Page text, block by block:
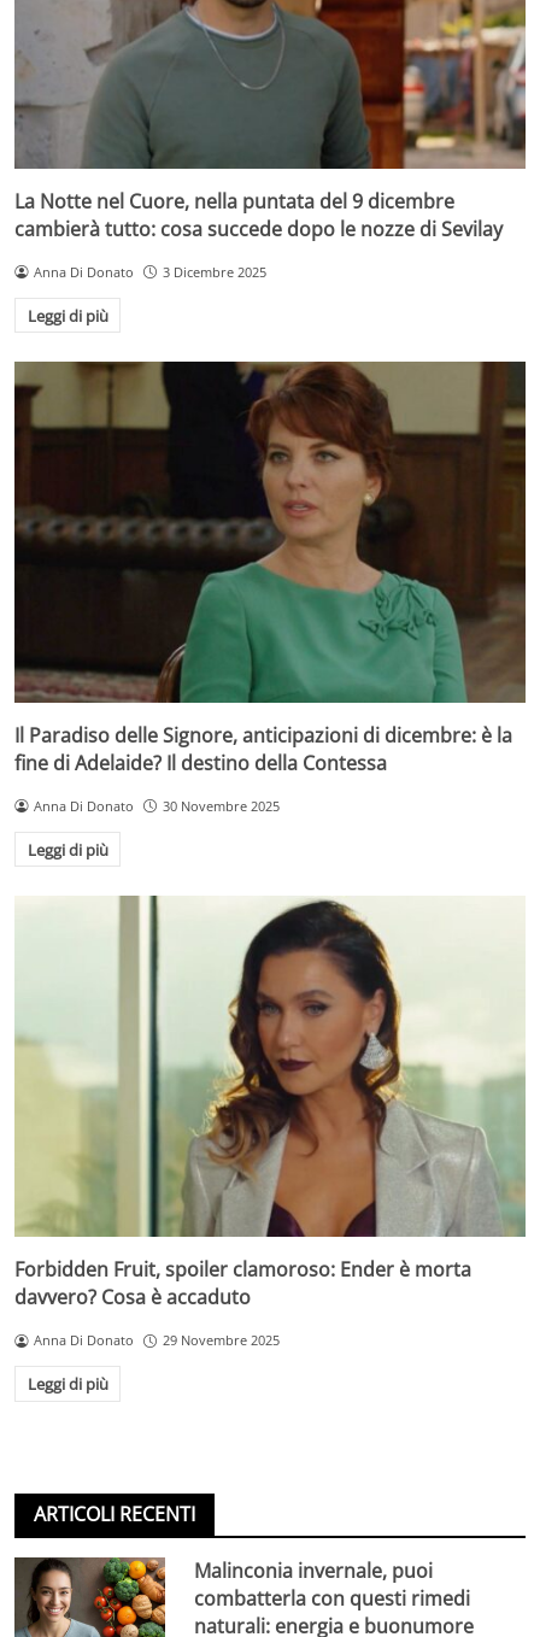
La Notte nel Cuore, nella puntata del 9 dicembre
cambierà tutto: cosa succede dopo le nozze di Sevilay
Anna Di Donato 3 Dicembre 2025
Leggi di più
Il Paradiso delle Signore, anticipazioni di dicembre: è la
fine di Adelaide? Il destino della Contessa
Anna Di Donato 30 Novembre 2025
Leggi di più
Forbidden Fruit, spoiler clamoroso: Ender è morta
davvero? Cosa è accaduto
Anna Di Donato 29 Novembre 2025
Leggi di più
ARTICOLI RECENTI
Malinconia invernale, puoi
combatterla con questi rimedi
naturali: energia e buonumore